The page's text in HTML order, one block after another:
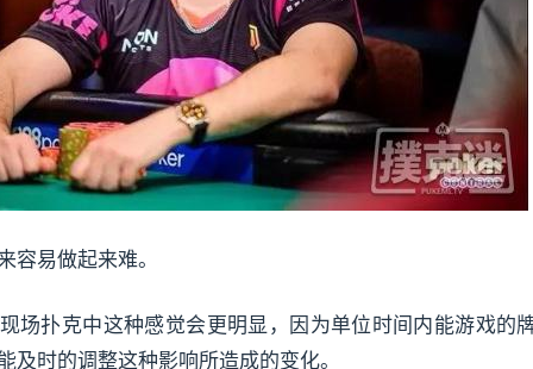
容易做起来难。
场扑克中这种感觉会更明显，因为单位时间内能游戏的
及时的调整这种影响所造成的变化。